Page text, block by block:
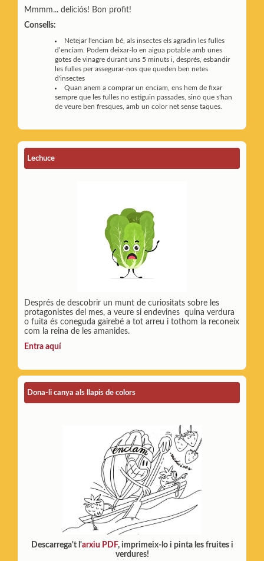
Mmmm... deliciós! Bon profit!
Consells:
Netejar l'enciam bé, als insectes els agradin les fulles
d’enciam. Podem deixar-lo en aigua potable amb unes
gotes de vinagre durant uns 5 minuts i, després, esbandir
les fulles per assegurar-nos que queden ben netes
d'insectes
Quan anem a comprar un enciam, ens hem de fixar
sempre que les fulles no estiguin passades, sinó que s'han
de veure ben fresques, amb un color net sense taques.
Lechuce
Després de descobrir un munt de curiositats sobre les
protagonistes del mes, a veure si endevines quina verdura
o fuita és coneguda gairebé a tot arreu i tothom la reconeix
com la reina de les amanides.
Entra aquí
Dona-li canya als llapis de colors
Descarrega't l'arxiu PDF, imprimeix-lo i pinta les fruites i
verdures!